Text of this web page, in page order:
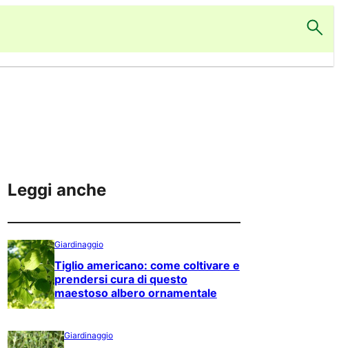
Leggi anche
Giardinaggio
Tiglio americano: come coltivare e
prendersi cura di questo
maestoso albero ornamentale
Giardinaggio